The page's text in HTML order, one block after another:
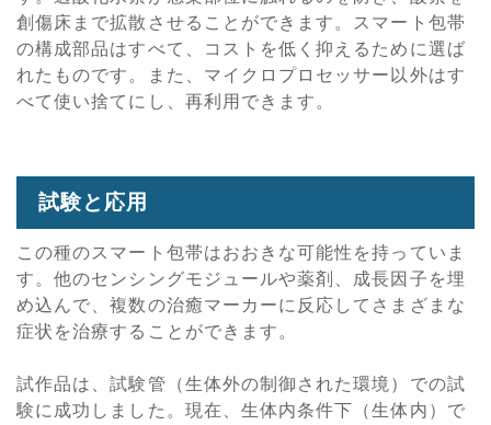
創傷床まで拡散させることができます。スマート包帯
の構成部品はすべて、コストを低く抑えるために選ば
れたものです。また、マイクロプロセッサー以外はす
べて使い捨てにし、再利用できます。
試験と応用
この種のスマート包帯はおおきな可能性を持っていま
す。他のセンシングモジュールや薬剤、成長因子を埋
め込んで、複数の治癒マーカーに反応してさまざまな
症状を治療することができます。
試作品は、試験管（生体外の制御された環境）での試
験に成功しました。現在、生体内条件下（生体内）で